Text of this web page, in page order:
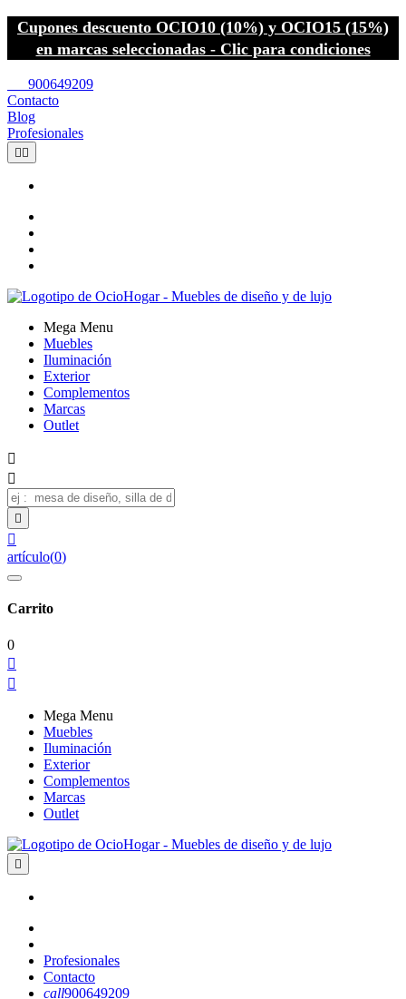
Cupones descuento OCIO10 (10%) y OCIO15 (15%)
en marcas seleccionadas - Clic para condiciones
900649209
Contacto
Blog
Profesionales
 
Mega Menu
Muebles
Iluminación
Exterior
Complementos
Marcas
Outlet




artículo(0)
Carrito
0


Mega Menu
Muebles
Iluminación
Exterior
Complementos
Marcas
Outlet

Profesionales
Contacto
call900649209